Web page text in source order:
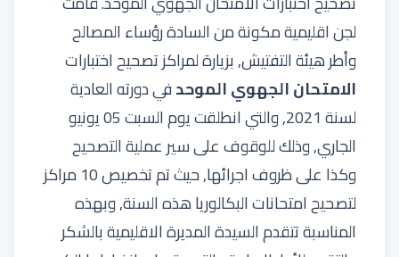
لجن اقليمية مكونة من السادة رؤساء المصالح
وأطر هيئة التفتيش, بزيارة لمراكز تصحيح اختبارات
الامتحان الجهوي الموحدفي دورته العادية
لسنة 2021, والتي انطلقت يوم السبت 05 يونيو
الجاري, وذلك للوقوف على سير عملية التصحيح
وكذا على ظروف اجرائها, حيث تم تخصيص 10 مراكز
لتصحيح امتحانات البكالوريا هذه السنة, وبهذه
المناسبة تتقدم السيدة المديرة الاقليمية بالشكر